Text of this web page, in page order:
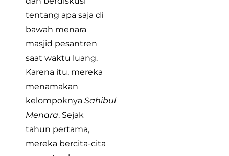
tentang apa saja di
bawah menara
masjid pesantren
saat waktu luang.
Karena itu, mereka
menamakan
kelompoknya Sahibul
Menara. Sejak
tahun pertama,
mereka bercita-cita